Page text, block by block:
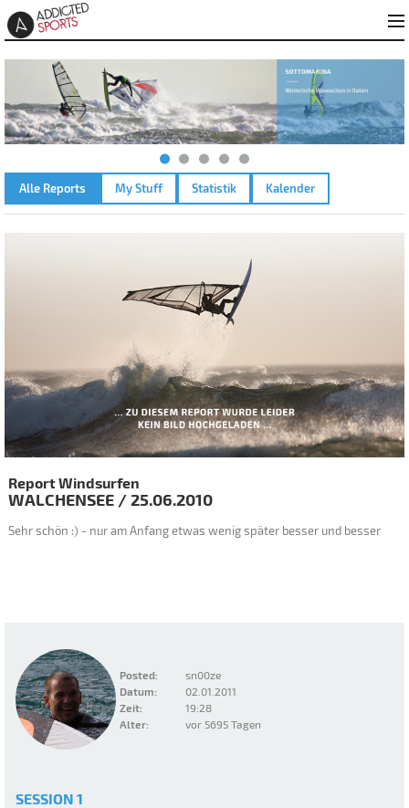
Alle Reports My Stuff Statistik Kalender
Posted:
sn00ze
Datum:
02.01.2011
Zeit:
19:28
Alter:
vor 5695 Tagen
Report Windsurfen
WALCHENSEE /25.06.2010
Sehr schön :) - nur am Anfang etwas wenig später besser und besser
SESSION 1